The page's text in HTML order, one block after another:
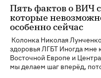
Пять фактов о ВИЧ
которые
особенно сейчас
Колонка Николая
здоровья ЛГБТ Иногда мне
Восточной Европе и
мы делаем шаг вперёд,